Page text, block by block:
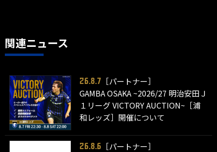
関連ニュース
26.8.7
［パートナー］
GAMBA OSAKA ~2026/27 明治安田Ｊ
１リーグ VICTORY AUCTION~［浦
和レッズ］開催について
26.8.6
［パートナー］